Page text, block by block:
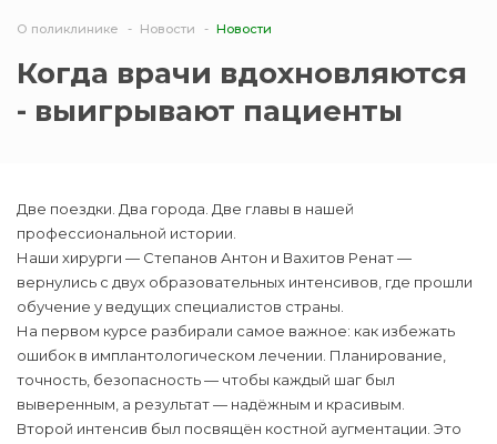
О поликлинике Новости Новости
Когда врачи вдохновляются
- выигрывают пациенты
Две поездки. Два города. Две главы в нашей
профессиональной истории.
Наши хирурги — Степанов Антон и Вахитов Ренат —
вернулись с двух образовательных интенсивов, где прошли
обучение у ведущих специалистов страны.
На первом курсе разбирали самое важное: как избежать
ошибок в имплантологическом лечении. Планирование,
точность, безопасность — чтобы каждый шаг был
выверенным, а результат — надёжным и красивым.
Второй интенсив был посвящён костной аугментации. Это